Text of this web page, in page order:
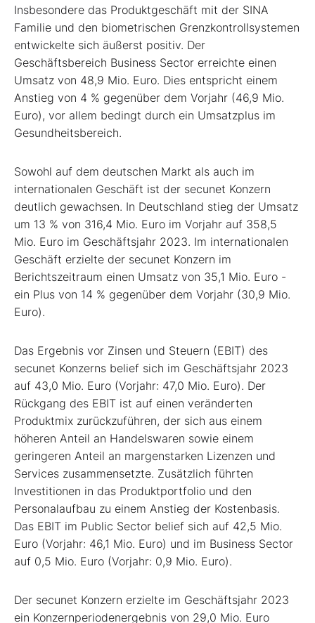
Insbesondere das Produktgeschäft mit der SINA
Familie und den biometrischen Grenzkontrollsystemen
entwickelte sich äußerst positiv. Der
Geschäftsbereich Business Sector erreichte einen
Umsatz von 48,9 Mio. Euro. Dies entspricht einem
Anstieg von 4 % gegenüber dem Vorjahr (46,9 Mio.
Euro), vor allem bedingt durch ein Umsatzplus im
Gesundheitsbereich.
Sowohl auf dem deutschen Markt als auch im
internationalen Geschäft ist der secunet Konzern
deutlich gewachsen. In Deutschland stieg der Umsatz
um 13 % von 316,4 Mio. Euro im Vorjahr auf 358,5
Mio. Euro im Geschäftsjahr 2023. Im internationalen
Geschäft erzielte der secunet Konzern im
Berichtszeitraum einen Umsatz von 35,1 Mio. Euro -
ein Plus von 14 % gegenüber dem Vorjahr (30,9 Mio.
Euro).
Das Ergebnis vor Zinsen und Steuern (EBIT) des
secunet Konzerns belief sich im Geschäftsjahr 2023
auf 43,0 Mio. Euro (Vorjahr: 47,0 Mio. Euro). Der
Rückgang des EBIT ist auf einen veränderten
Produktmix zurückzuführen, der sich aus einem
höheren Anteil an Handelswaren sowie einem
geringeren Anteil an margenstarken Lizenzen und
Services zusammensetzte. Zusätzlich führten
Investitionen in das Produktportfolio und den
Personalaufbau zu einem Anstieg der Kostenbasis.
Das EBIT im Public Sector belief sich auf 42,5 Mio.
Euro (Vorjahr: 46,1 Mio. Euro) und im Business Sector
auf 0,5 Mio. Euro (Vorjahr: 0,9 Mio. Euro).
Der secunet Konzern erzielte im Geschäftsjahr 2023
ein Konzernperiodenergebnis von 29,0 Mio. Euro